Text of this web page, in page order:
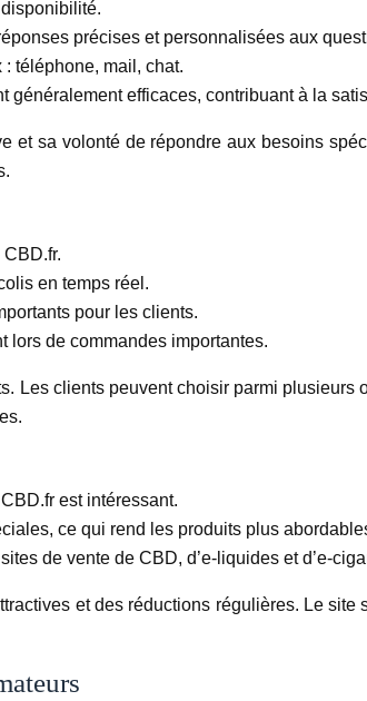
précises et personnalisées aux
téléphone, mail, chat.
efficaces, contribuant à la
sa volonté de répondre aux besoins
en temps réel.
pour les clients.
lors de commandes importantes.
Les clients peuvent choisir parmi
est intéressant.
ce qui rend les produits plus
de vente de CBD, d’e-liquides et d’e-
et des réductions régulières. Le